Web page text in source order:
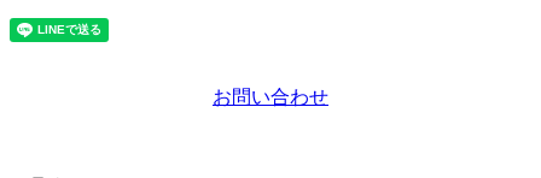
お問い合わせ